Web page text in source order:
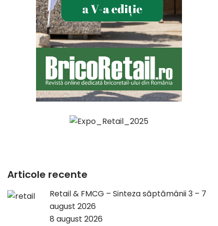
Articole recente
Retail & FMCG – Sinteza săptămânii 3 – 7
august 2026
8 august 2026